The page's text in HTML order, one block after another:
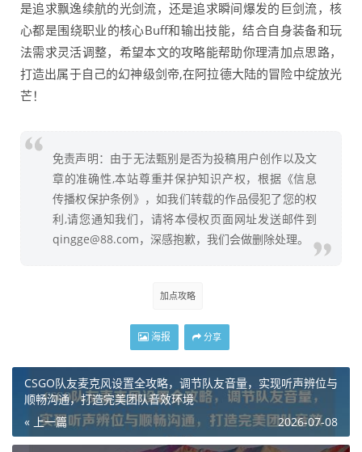
是追求飘逸续航的光剑流，还是追求瞬间爆发的巨剑流，核
心都是围绕职业的核心Buff和输出技能，结合自身装备和玩
法需求灵活调整，希望本文的攻略能帮助你理清加点思路，
打造出属于自己的幻神级剑帝,在阿拉德大陆的冒险中绽放光
芒！
免责声明：由于无法甄别是否为投稿用户创作以及文
章的准确性,本站尊重并保护知识产权，根据《信息
传播权保护条例》，如我们转载的作品侵犯了您的权
利,请您通知我们，请将本侵权页面网址发送邮件到
qingge@88.com，深感抱歉，我们会做删除处理。
加点攻略
海报 分享
CSGO队友麦克风设置全攻略，调节队友音量，实现听声辨位与
顺畅沟通，打造完美团队音效环境
« 上一篇
2026-07-08